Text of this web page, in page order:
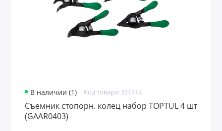
В наличии (1) Код товара: 321414
Съемник стопорн. колец набор TOPTUL 4 шт
(GAAR0403)